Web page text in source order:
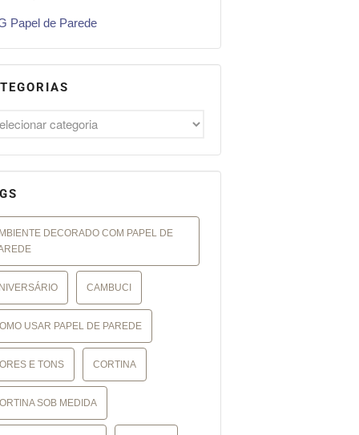
Papel de Parede
DECORADO COM PAPEL DE
CAMBUCI
USAR PAPEL DE PAREDE
E TONS CORTINA
SOB MEDIDA